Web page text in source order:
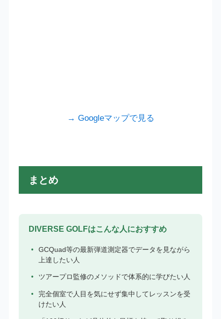
→ Googleマップで見る
まとめ
DIVERSE GOLFはこんな人におすすめ
GCQuad等の最新弾道測定器でデータを見ながら
上達したい人
ツアープロ監修のメソッドで体系的に学びたい人
完全個室で人目を気にせず集中してレッスンを受
けたい人